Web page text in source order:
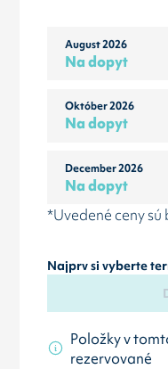
August 2026
Na dopyt
Október 2026
Na dopyt
December 2026
Na dopyt
*Uvedené ceny sú
Najprv si vyberte
Položky v
rezervované